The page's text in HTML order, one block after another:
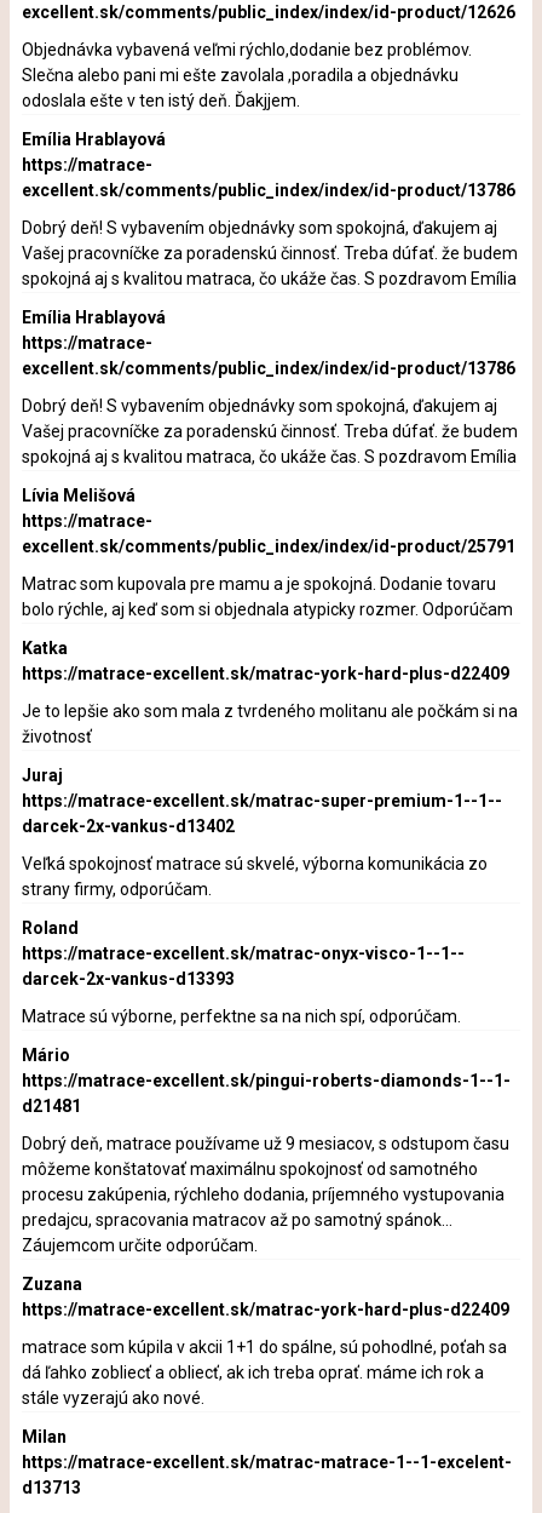
excellent.sk/comments/public_index/index/id-product/12626
Objednávka vybavená veľmi rýchlo,dodanie bez problémov.
Slečna alebo pani mi ešte zavolala ,poradila a objednávku
odoslala ešte v ten istý deň. Ďakjjem.
Emília Hrablayová
https://matrace-
excellent.sk/comments/public_index/index/id-product/13786
Dobrý deň! S vybavením objednávky som spokojná, ďakujem aj
Vašej pracovníčke za poradenskú činnosť. Treba dúfať. že budem
spokojná aj s kvalitou matraca, čo ukáže čas. S pozdravom Emília
Emília Hrablayová
https://matrace-
excellent.sk/comments/public_index/index/id-product/13786
Dobrý deň! S vybavením objednávky som spokojná, ďakujem aj
Vašej pracovníčke za poradenskú činnosť. Treba dúfať. že budem
spokojná aj s kvalitou matraca, čo ukáže čas. S pozdravom Emília
Lívia Melišová
https://matrace-
excellent.sk/comments/public_index/index/id-product/25791
Matrac som kupovala pre mamu a je spokojná. Dodanie tovaru
bolo rýchle, aj keď som si objednala atypicky rozmer. Odporúčam
Katka
https://matrace-excellent.sk/matrac-york-hard-plus-d22409
Je to lepšie ako som mala z tvrdeného molitanu ale počkám si na
životnosť
Juraj
https://matrace-excellent.sk/matrac-super-premium-1--1--
darcek-2x-vankus-d13402
Veľká spokojnosť matrace sú skvelé, výborna komunikácia zo
strany firmy, odporúčam.
Roland
https://matrace-excellent.sk/matrac-onyx-visco-1--1--
darcek-2x-vankus-d13393
Matrace sú výborne, perfektne sa na nich spí, odporúčam.
Mário
https://matrace-excellent.sk/pingui-roberts-diamonds-1--1-
d21481
Dobrý deň, matrace používame už 9 mesiacov, s odstupom času
môžeme konštatovať maximálnu spokojnosť od samotného
procesu zakúpenia, rýchleho dodania, príjemného vystupovania
predajcu, spracovania matracov až po samotný spánok...
Záujemcom určite odporúčam.
Zuzana
https://matrace-excellent.sk/matrac-york-hard-plus-d22409
matrace som kúpila v akcii 1+1 do spálne, sú pohodlné, poťah sa
dá ľahko zobliecť a obliecť, ak ich treba oprať. máme ich rok a
stále vyzerajú ako nové.
Milan
https://matrace-excellent.sk/matrac-matrace-1--1-excelent-
d13713